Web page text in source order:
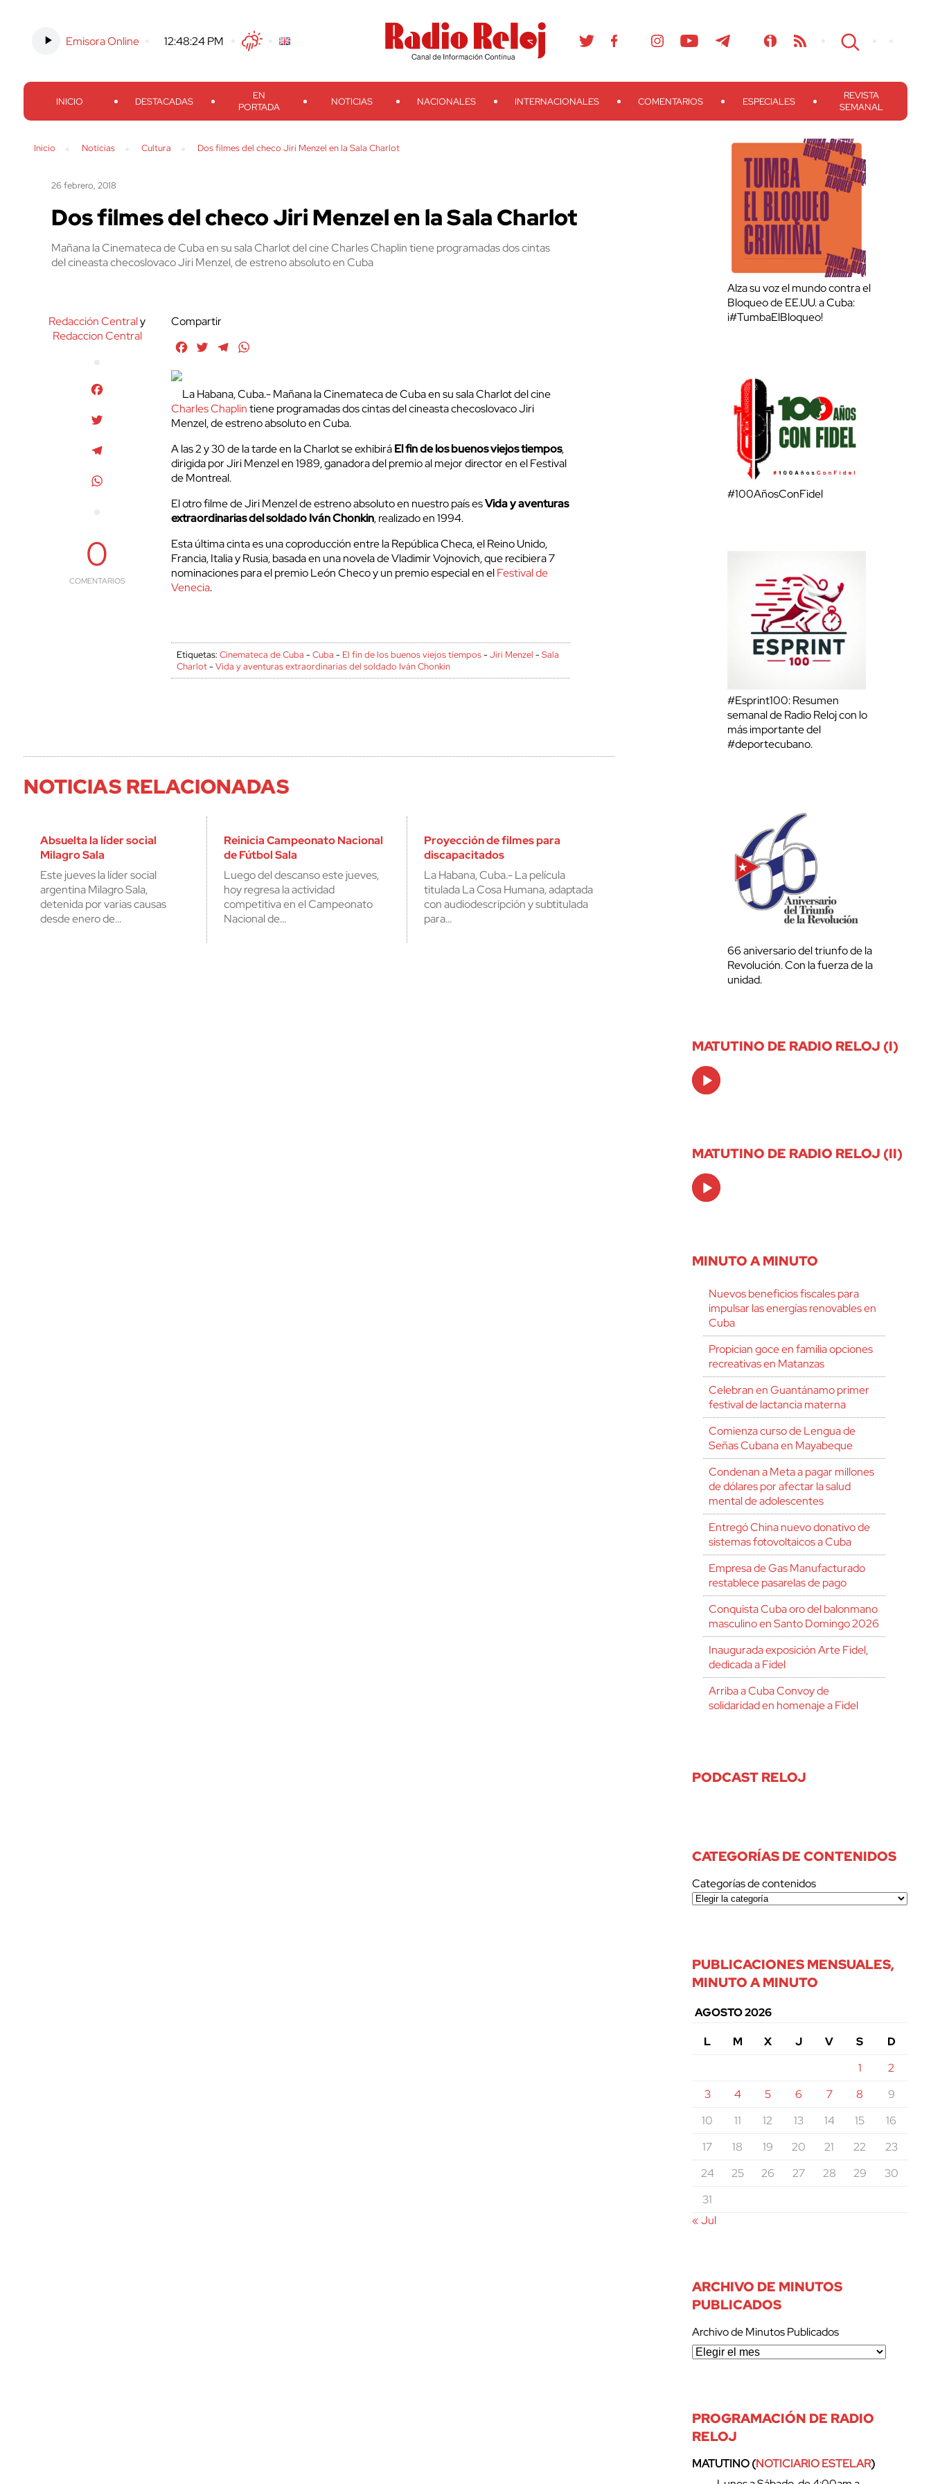
Emisora Online -12:48:25 PMTwitterFacebook
Threads
Instagram TelegramTeveo Ivoox RSS Search
INICIO DESTACADAS
EN
PORTADA
NOTICIAS NACIONALES INTERNACIONALES COMENTARIOS ESPECIALES
REVISTA
SEMANAL
Inicio Noticias Cultura Dos filmes del checo Jiri Menzel en la Sala Charlot
26 febrero, 2018
Dos filmes del checo Jiri Menzel en la Sala Charlot
Mañana la Cinemateca de Cuba en su sala Charlot del cine Charles Chaplin tiene programadas dos cintas
del cineasta checoslovaco Jiri Menzel, de estreno absoluto en Cuba
Redacción Centraly
Redaccion Central
0
COMENTARIOS
Compartir
FacebookTwitterTelegram
La Habana, Cuba.- Mañana la Cinemateca de Cuba en su sala Charlot del cine
Charles Chaplintiene programadas dos cintas del cineasta checoslovaco Jiri
Menzel, de estreno absoluto en Cuba.
A las 2 y 30 de la tarde en la Charlot se exhibiráEl fin de los buenos viejos tiempos,
dirigida por Jiri Menzel en 1989, ganadora del premio al mejor director en el Festival
de Montreal.
El otro filme de Jiri Menzel de estreno absoluto en nuestro país esVida y aventuras
extraordinarias del soldado Iván Chonkin, realizado en 1994.
Esta última cinta es una coproducción entre la República Checa, el Reino Unido,
Francia, Italia y Rusia, basada en una novela de Vladimir Vojnovich, que recibiera 7
nominaciones para el premio León Checo y un premio especial en elFestival de
Venecia.
Etiquetas:Cinemateca de Cuba -Cuba - El fin de los buenos viejos tiempos-Jiri Menzel -Sala
Charlot-Vida y aventuras extraordinarias del soldado Iván Chonkin
NOTICIAS RELACIONADAS
Absuelta la líder social
Milagro Sala
Este jueves la líder social
argentina Milagro Sala,
detenida por varias causas
desde enero de…
Reinicia Campeonato Nacional
de Fútbol Sala
Luego del descanso este jueves,
hoy regresa la actividad
competitiva en el Campeonato
Nacional de…
Proyección de filmes para
discapacitados
La Habana, Cuba.- La película
titulada La Cosa Humana, adaptada
con audiodescripción y subtitulada
para…
Alza su voz el mundo contra el
Bloqueo de EE.UU. a Cuba:
¡#TumbaElBloqueo!
#100AñosConFidel
#Esprint100: Resumen
semanal de Radio Reloj con lo
más importante del
#deportecubano.
66 aniversario del triunfo de la
Revolución. Con la fuerza de la
unidad.
MATUTINO DE RADIO RELOJ (I)
Audio
Player
MATUTINO DE RADIO RELOJ (II)
Audio
Player
MINUTO A MINUTO
Nuevos beneficios fiscales para
impulsar las energías renovables en
Cuba
Propician goce en familia opciones
recreativas en Matanzas
Celebran en Guantánamo primer
festival de lactancia materna
Comienza curso de Lengua de
Señas Cubana en Mayabeque
Condenan a Meta a pagar millones
de dólares por afectar la salud
mental de adolescentes
Entregó China nuevo donativo de
sistemas fotovoltaicos a Cuba
Empresa de Gas Manufacturado
restablece pasarelas de pago
Conquista Cuba oro del balonmano
masculino en Santo Domingo 2026
Inaugurada exposición Arte Fidel,
dedicada a Fidel
Arriba a Cuba Convoy de
solidaridad en homenaje a Fidel
PODCAST RELOJ
CATEGORÍAS DE CONTENIDOS
Categorías de contenidos
PUBLICACIONES MENSUALES,
MINUTO A MINUTO
AGOSTO 2026
L
M X J V S
D
1
2
3
4 5 6 7 8
9
10
11 12 13 14 15
16
17
18 19 20 21 22
23
24
25 26 27 28 29
30
31
« Jul
ARCHIVO DE MINUTOS
PUBLICADOS
Archivo de Minutos Publicados
PROGRAMACIÓN DE RADIO
RELOJ
MATUTINO (NOTICIARIO ESTELAR)